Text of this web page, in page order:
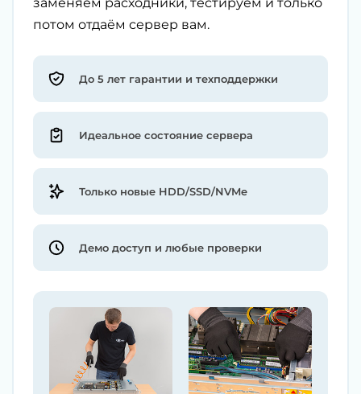
потом отдаём сервер вам.
До 5 лет гарантии и техподдержки
Идеальное состояние сервера
Только новые HDD/SSD/NVMe
Демо доступ и любые проверки